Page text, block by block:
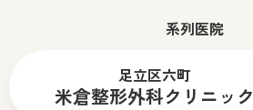
系列医院
足立区六町
米倉整形外科クリニック